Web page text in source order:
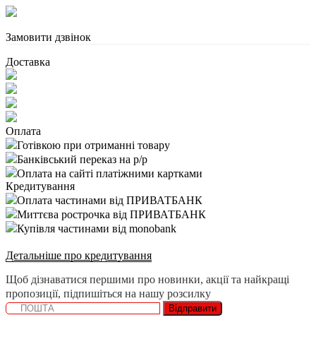
Замовити дзвінок
Доставка
Оплата
Готівкою при отриманні товару
Банківський переказ на р/р
Оплата на сайті платіжними картками
Кредитування
Оплата частинами від ПРИВАТБАНК
Миттєва рострочка від ПРИВАТБАНК
Купівля частинами від monobank
Детальніше про кредитування
Щоб дізнаватися першими про новинки, акції та найкращі
пропозиції, підпишіться на нашу розсилку
Відправити